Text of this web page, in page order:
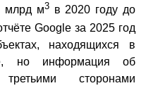
млрд м3в 2020 году до
Google за 2025 год
находящихся в
но информация об
сторонами